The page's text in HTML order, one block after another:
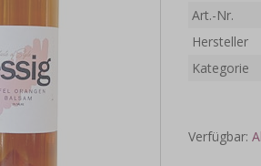
Art.-Nr.
Hersteller
Kategorie
Verfügbar: